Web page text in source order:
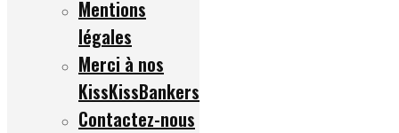
Mentions
légales
Merci à nos
KissKissBankers
Contactez-nous